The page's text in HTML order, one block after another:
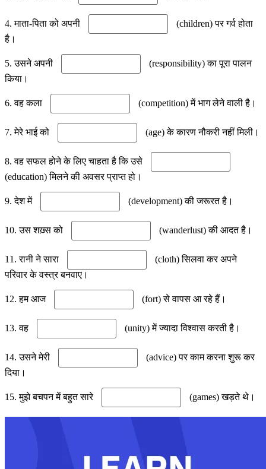
4. माता-पिता को अपनी
(children) पर गर्व होता
है।
5. उसने अपनी
(responsibility) का पूरा पालन
किया।
6. वह कला (competition) में भाग लेने वाली है।
7. मेरे भाई को (age) के कारण नौकरी नहीं मिली।
8. वह सफल होने के लिए चाहता है कि उसे
(education) मिलने की अवसर प्राप्त हो।
9. देश में (development) की जरूरत है।
10. उस शख़्स को (wanderlust) की आदत है।
11. रानी ने सारा
(cloth) सिलवा कर अपने
परिवार के वस्त्र बनवाए।
12. हम आज (fort) से वापस आ रहे हैं।
13. वह (unity) में ज्यादा विश्वास करती है।
14. उसने मेरी
(advice) पर काम करना शुरू कर
दिया।
15. मुझे बचपन में बहुत सारे (games) खड़ते थे।